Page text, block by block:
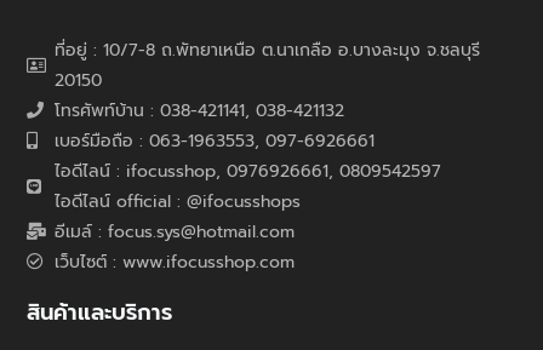
ที่อยู่ : 10/7-8 ถ.พัทยาเหนือ ต.นาเกลือ อ.บางละมุง จ.ชลบุรี
20150
โทรศัพท์บ้าน : 038-421141, 038-421132
เบอร์มือถือ : 063-1963553, 097-6926661
ไอดีไลน์ : ifocusshop, 0976926661, 0809542597
ไอดีไลน์ official : @ifocusshops
อีเมล์ : focus.sys@hotmail.com
เว็บไซต์ : www.ifocusshop.com
สินค้าและบริการ